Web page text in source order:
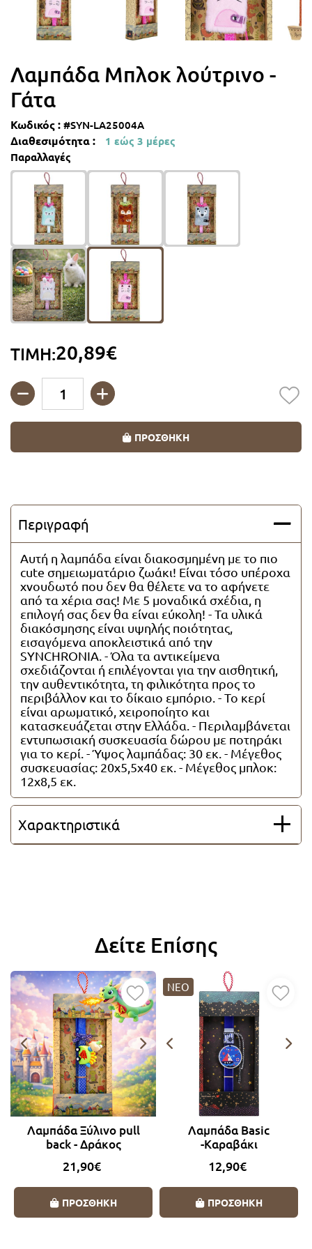
Λαμπάδες με μονόκερους
Λαμπάδες με πριγκίπισσες
Λαμπάδες goth
Λαμπάδες αθλήματα
Λαμπάδες με αυτοκίνητα
Λαμπάδες Ρετρό
Λαμπάδες με αεροπλάνα
Λαμπάδες με πειρατές
Λαμπάδες Vintage
Λαμπάδες με καρδιές
Λαμπάδες Οικολογικές
Λαμπάδες Θαλασσινά θέματα
Λαμπάδες με μπρελόκ
Όλες οι λαμπάδες
Λαμπάδα Μπλοκ λούτρινο -
Γάτα
Κωδικός : #SYN-LA25004A
Διαθεσιμότητα :
1 εώς 3 μέρες
Παραλλαγές
ΤΙΜΗ:20,89€
ΠΡΟΣΘΗΚΗ
Περιγραφή
Αυτή η λαμπάδα είναι διακοσμημένη με το πιο
cute σημειωματάριο ζωάκι! Είναι τόσο υπέροχα
χνουδωτό που δεν θα θέλετε να το αφήνετε
από τα χέρια σας! Με 5 μοναδικά σχέδια, η
επιλογή σας δεν θα είναι εύκολη! - Τα υλικά
διακόσμησης είναι υψηλής ποιότητας,
εισαγόμενα αποκλειστικά από την
SYNCHRONIA. - Όλα τα αντικείμενα
σχεδιάζονται ή επιλέγονται για την αισθητική,
την αυθεντικότητα, τη φιλικότητα προς το
περιβάλλον και το δίκαιο εμπόριο. - Το κερί
είναι αρωματικό, χειροποίητο και
κατασκευάζεται στην Ελλάδα. - Περιλαμβάνεται
εντυπωσιακή συσκευασία δώρου με ποτηράκι
για το κερί. - Ύψος λαμπάδας: 30 εκ. - Μέγεθος
συσκευασίας: 20x5,5x40 εκ. - Μέγεθος μπλοκ:
12x8,5 εκ.
Χαρακτηριστικά
Δείτε Επίσης
Λαμπάδα Ξύλινο pull
back - Δράκος
21,90€
ΠΡΟΣΘΗΚΗ
ΝΕΟ
Λαμπάδα Basic
-Καραβάκι
12,90€
ΠΡΟΣΘΗΚΗ